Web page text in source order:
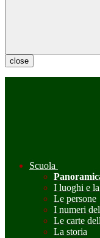
close
Scuola
I luoghi e
Le persone
I numeri
Le carte
La storia